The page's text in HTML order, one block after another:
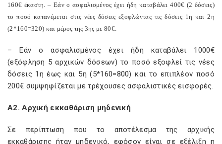
160€ έκαστη. – Εάν ο ασφαλισμένος έχει ήδη καταβάλει 400€ (2 δόσεις)
το ποσό κατανέμεται στις νέες δόσεις εξοφλώντας τις δόσεις 1η και 2η
(2*160=320) και μέρος της 3ης με 80€.
– Εάν ο ασφαλισμένος έχει ήδη καταβάλει 1000€
(εξόφληση 5 αρχικών δόσεων) το ποσό εξοφλεί τις νέες
δόσεις 1η έως και 5η (5*160=800) και το επιπλέον ποσό
200€ συμψηφίζεται με τρέχουσες ασφαλιστικές εισφορές.
Α2. Αρχική εκκαθάριση μηδενική
Σε περίπτωση που το αποτέλεσμα της αρχικής
εκκαθάρισης ήταν μηδενικό, εφόσον είναι σε εξέλιξη η